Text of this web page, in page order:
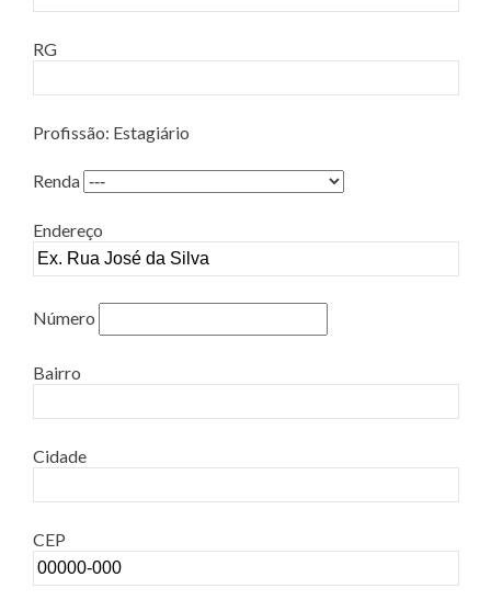
RG
Profissão: Estagiário
Renda
Endereço
Número
Bairro
Cidade
CEP